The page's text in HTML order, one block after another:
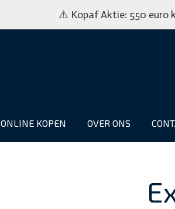
⚠️ Kopaf Aktie: 550 euro
ONLINE KOPEN OVER ONS